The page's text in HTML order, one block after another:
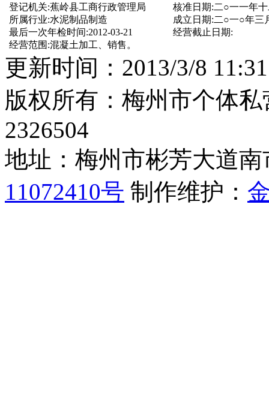
登记机关:蕉岭县工商行政管理局
核准日期:二○一一年
所属行业:水泥制品制造
成立日期:二○一○年三
最后一次年检时间:2012-03-21
经营截止日期:
经营范围:混凝土加工、销售。
更新时间：2013/3/8
版权所有：梅州市个体
2326504
地址：梅州市彬芳大道
11072410号 制作维护：